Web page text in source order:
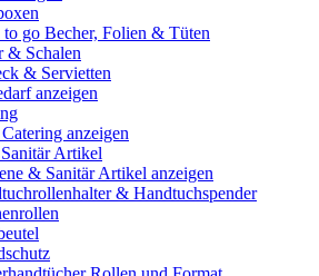
to go Becher, Folien & Tüten
& Schalen
& Servietten
anzeigen
anzeigen
Artikel
& Sanitär Artikel anzeigen
& Handtuchspender